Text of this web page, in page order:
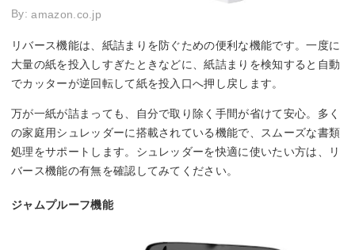
By:amazon.co.jp
リバース機能は、紙詰まりを防ぐための便利な機能です。一度に
大量の紙を投入しすぎたときなどに、紙詰まりを検知すると自動
でカッターが逆回転して紙を投入口へ押し戻します。
万が一紙が詰まっても、自分で取り除く手間が省けて安心。多く
の家庭用シュレッダーに搭載されている機能で、スムーズな書類
処理をサポートします。シュレッダーを快適に使いたい方は、リ
バース機能の有無を確認してみてください。
ジャムプルーフ機能